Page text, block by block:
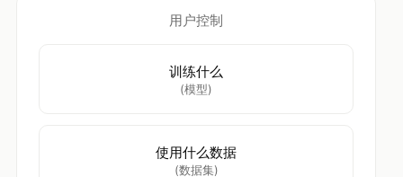
用户控制
训练什么
(模型)
使用什么数据
(数据集)